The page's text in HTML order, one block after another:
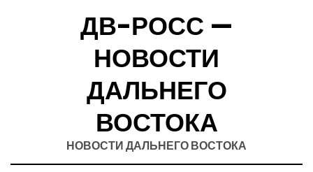
ДВ-РОСС —
НОВОСТИ
ДАЛЬНЕГО
ВОСТОКА
НОВОСТИ ДАЛЬНЕГО ВОСТОКА